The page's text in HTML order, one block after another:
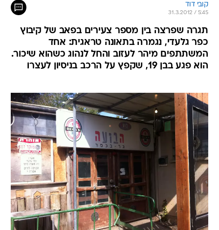
קובי דוד
31.3.2012 / 5:45
תגרה שפרצה בין מספר צעירים בפאב של קיבוץ
כפר גלעדי, נגמרה בתאונה טראגית: אחד
המשתתפים מיהר לעזוב והחל לנהוג כשהוא שיכור.
הוא פגע בבן 19, שקפץ על הרכב בניסיון לעצרו